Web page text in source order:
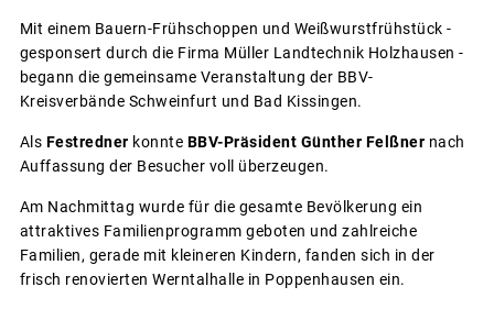
Mit einem Bauern-Frühschoppen und Weißwurstfrühstück -
gesponsert durch die Firma Müller Landtechnik Holzhausen -
begann die gemeinsame Veranstaltung der BBV-
Kreisverbände Schweinfurt und Bad Kissingen.
Als Festredner konnte BBV-Präsident Günther Felßner nach
Auffassung der Besucher voll überzeugen.
Am Nachmittag wurde für die gesamte Bevölkerung ein
attraktives Familienprogramm geboten und zahlreiche
Familien, gerade mit kleineren Kindern, fanden sich in der
frisch renovierten Werntalhalle in Poppenhausen ein.